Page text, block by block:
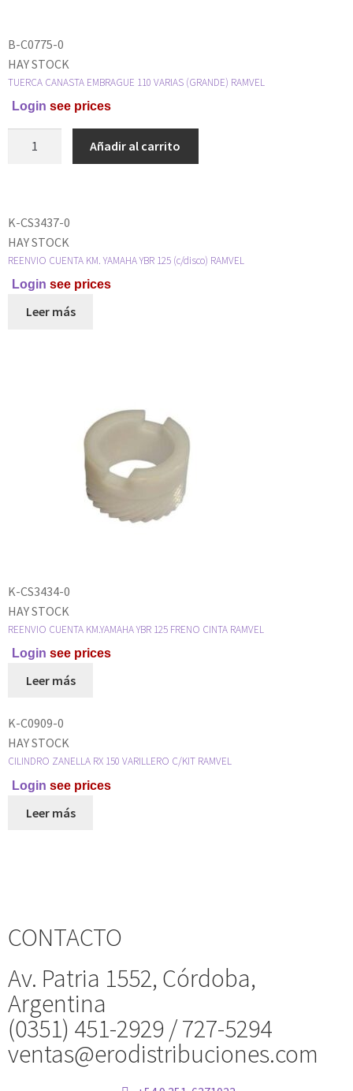
B-C0775-0
HAY STOCK
TUERCA CANASTA EMBRAGUE 110 VARIAS (GRANDE) RAMVEL
Login see prices
Añadir al carrito
K-CS3437-0
HAY STOCK
REENVIO CUENTA KM. YAMAHA YBR 125 (c/disco) RAMVEL
Login see prices
Leer más
K-CS3434-0
HAY STOCK
REENVIO CUENTA KM.YAMAHA YBR 125 FRENO CINTA RAMVEL
Login see prices
Leer más
K-C0909-0
HAY STOCK
CILINDRO ZANELLA RX 150 VARILLERO C/KIT RAMVEL
Login see prices
Leer más
CONTACTO
Av. Patria 1552, Córdoba,
Argentina
(0351) 451-2929 / 727-5294
ventas@erodistribuciones.com